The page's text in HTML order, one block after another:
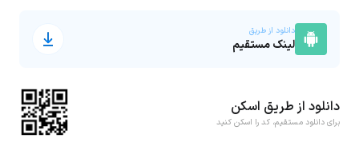
دانلود از طریق
لینک مستقیم
دانلود از طریق اسکن
برای دانلود مستقیم، کد را اسکن کنید